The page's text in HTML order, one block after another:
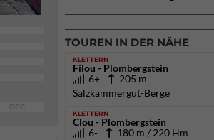
08.01.2027bis 10.01.2027
TOUREN IN DER NÄHE
KLETTERN
Filou - Plombergstein
6+
205 m
Salzkammergut-Berge
KLETTERN
Clou - Plombergstein
6-
180 m / 220 Hm